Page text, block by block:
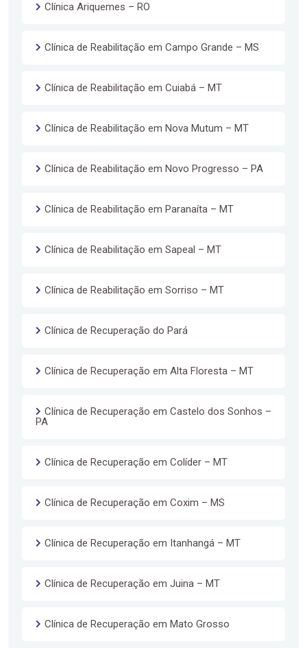
Clínica Ariquemes – RO
Clínica de Reabilitação em Campo Grande – MS
Clínica de Reabilitação em Cuiabá – MT
Clínica de Reabilitação em Nova Mutum – MT
Clínica de Reabilitação em Novo Progresso – PA
Clínica de Reabilitação em Paranaíta – MT
Clínica de Reabilitação em Sapeal – MT
Clínica de Reabilitação em Sorriso – MT
Clínica de Recuperação do Pará
Clínica de Recuperação em Alta Floresta – MT
Clínica de Recuperação em Castelo dos Sonhos –
PA
Clínica de Recuperação em Colíder – MT
Clínica de Recuperação em Coxim – MS
Clínica de Recuperação em Itanhangá – MT
Clínica de Recuperação em Juina – MT
Clínica de Recuperação em Mato Grosso